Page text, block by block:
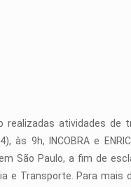
realizadas atividades de
às 9h, INCOBRA e
em São Paulo, a fim de
e Transporte. Para mais